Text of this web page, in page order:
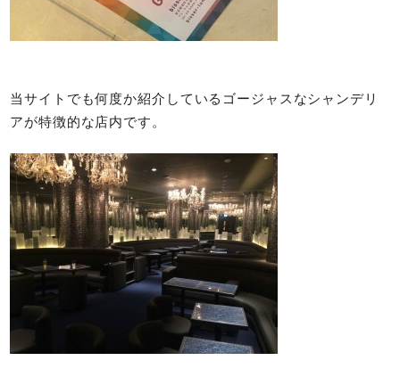
当サイトでも何度か紹介しているゴージャスなシャンデリ
アが特徴的な店内です。